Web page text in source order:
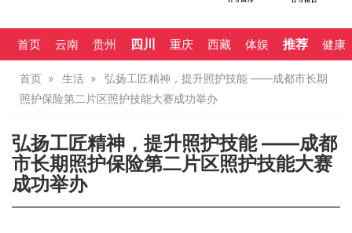
首页 云南 贵州 四川 重庆 西藏 体娱 推荐 健康
首页 生活
弘扬工匠精神，提升照护技能 ——成都市长期
照护保险第二片区照护技能大赛成功举办
弘扬工匠精神，提升照护技能 ——成都
市长期照护保险第二片区照护技能大赛
成功举办